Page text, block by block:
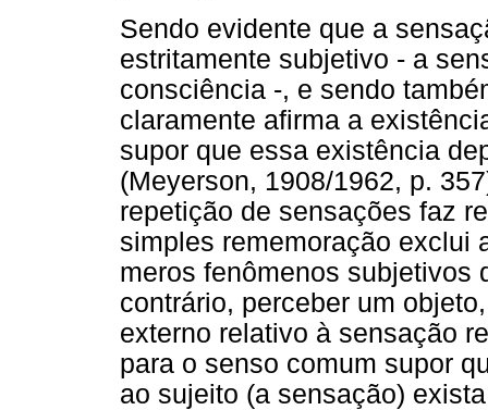
Sendo evidente que a
estritamente subjetivo - a
consciência -, e sendo
claramente afirma a
supor que essa existência
(Meyerson, 1908/1962, p.
repetição de sensações faz
simples rememoração exclui
meros fenômenos subjetivos
contrário, perceber um
externo relativo à sensação
para o senso comum supor
ao sujeito (a sensação)